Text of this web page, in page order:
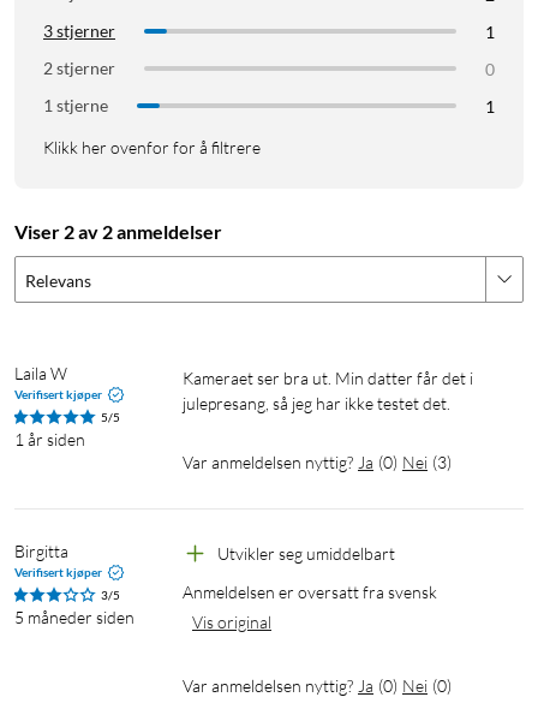
Eksponering: Automatisk (ISO 800)
Batterier: 2x AA-batterier (inkludert)
Mål: 104x66x122 mm
Vekt: 306 g (uten batterier og film)
3 stjerner
1
2 stjerner
0
1 stjerne
1
Klikk her ovenfor for å filtrere
Viser 2 av 2 anmeldelser
Relevans
Laila W
Verifisert kjøper
5/5
1 år siden
Kameraet ser bra ut. Min datter får det i
julepresang, så jeg har ikke testet det.
Var anmeldelsen nyttig? Ja (0) Nei (3)
Birgitta
Verifisert kjøper
3/5
5 måneder siden
Utvikler seg umiddelbart
Anmeldelsen er oversatt fra svensk
Vis original
Var anmeldelsen nyttig? Ja (0) Nei (0)